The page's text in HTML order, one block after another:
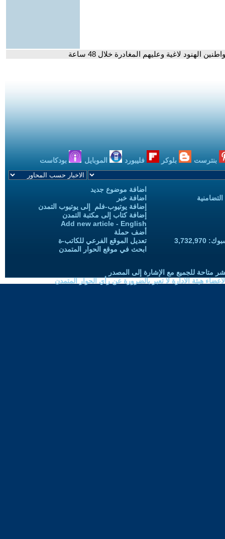
الهنود لاغية وعليهم المغادرة خلال 48 ساعة
بنترست بلوكر فليبورد الموبايل بودكاست
اضافة موضوع جديد
اضافة خبر
إضافة يوتيوب-فلم إلى يوتيوب التمدن
إضافة كتاب إلى مكتبة التمدن
Add new article - English
أضف حملة
تعديل الموقع الفرعي للكاتب-ة
ابحث في موقع الحوار المتمدن
متاحة للجميع مع الإشارة إلى المصدر
هيئة الادارة لا تعبر بالضرورة عن رأي الحوار المتمدن